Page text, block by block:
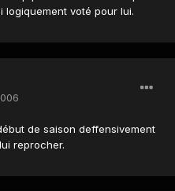
voté pour lui.
de saison deffensivement
reprocher.